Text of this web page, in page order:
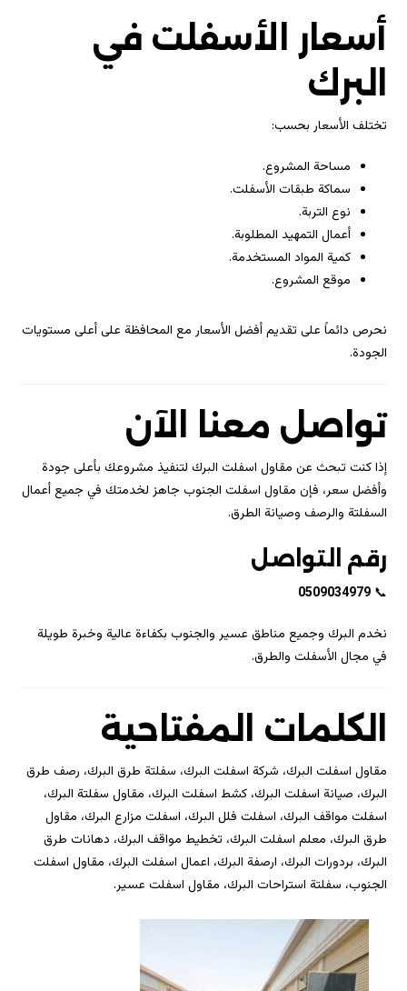
أسعار الأسفلت في
البرك
تختلف الأسعار بحسب:
مساحة المشروع.
سماكة طبقات الأسفلت.
نوع التربة.
أعمال التمهيد المطلوبة.
كمية المواد المستخدمة.
موقع المشروع.
نحرص دائماً على تقديم أفضل الأسعار مع المحافظة على أعلى مستويات
الجودة.
تواصل معنا الآن
إذا كنت تبحث عن مقاول اسفلت البرك لتنفيذ مشروعك بأعلى جودة
وأفضل سعر، فإن مقاول اسفلت الجنوب جاهز لخدمتك في جميع أعمال
السفلتة والرصف وصيانة الطرق.
رقم التواصل
📞
0509034979
نخدم البرك وجميع مناطق عسير والجنوب بكفاءة عالية وخبرة طويلة
في مجال الأسفلت والطرق.
الكلمات المفتاحية
مقاول اسفلت البرك، شركة اسفلت البرك، سفلتة طرق البرك، رصف طرق
البرك، صيانة اسفلت البرك، كشط اسفلت البرك، مقاول سفلتة البرك،
اسفلت مواقف البرك، اسفلت فلل البرك، اسفلت مزارع البرك، مقاول
طرق البرك، معلم اسفلت البرك، تخطيط مواقف البرك، دهانات طرق
البرك، بردورات البرك، ارصفة البرك، اعمال اسفلت البرك، مقاول اسفلت
الجنوب، سفلتة استراحات البرك، مقاول اسفلت عسير.